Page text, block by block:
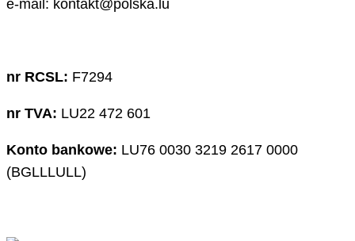
e-mail: kontakt@polska.lu
nr RCSL: F7294
nr TVA: LU22 472 601
Konto bankowe: LU76 0030 3219 2617 0000
(BGLLLULL)